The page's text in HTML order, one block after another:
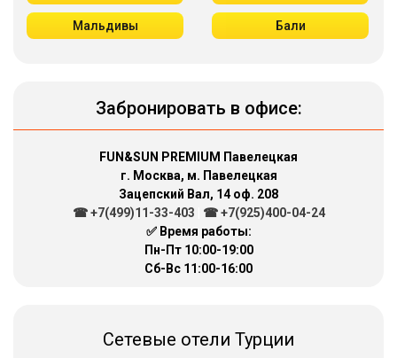
Мальдивы Бали
Забронировать в офисе:
FUN&SUN PREMIUM Павелецкая
г. Москва, м. Павелецкая
Зацепский Вал, 14 оф. 208
☎ +7(499)11-33-403
☎ +7(925)400-04-24
✅ Время работы:
Пн-Пт 10:00-19:00
Сб-Вс 11:00-16:00
Сетевые отели Турции